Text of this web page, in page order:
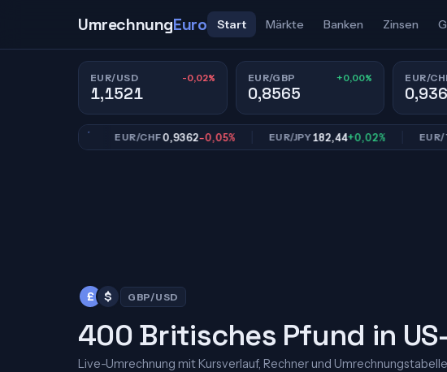
UmrechnungEuro Start Märkte Banken Zinsen
EUR/USD -0,02%
1,1521
EUR/GBP +0,00%
0,8565
EUR/
EUR/CHF0,9362-0,05% EUR/JPY182,44+0,02% EUR/TL
£ $ GBP/USD
400 Britisches Pfund in
Live-Umrechnung mit Kursverlauf, Rechner und